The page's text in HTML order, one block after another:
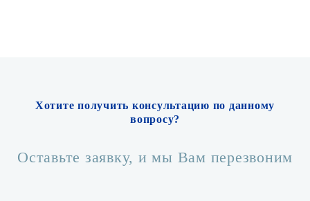
Хотите получить консультацию по данному
вопросу?
Оставьте заявку, и мы Вам перезвоним